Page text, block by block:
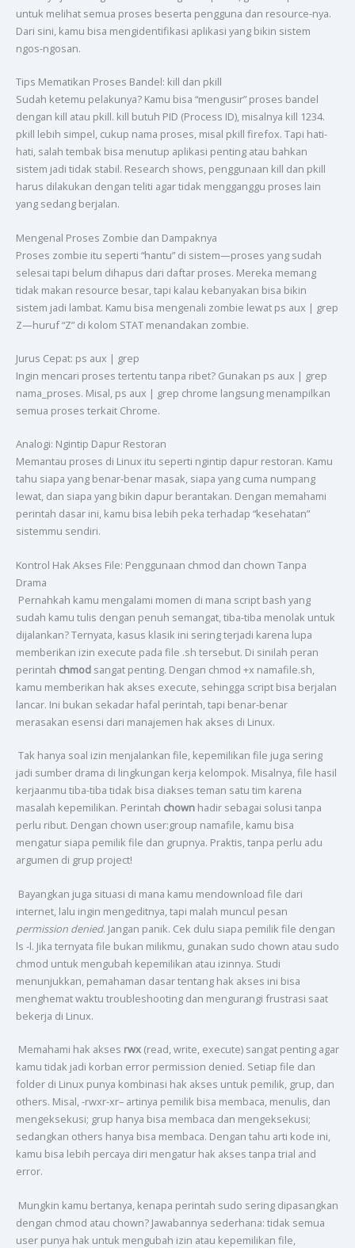
untuk melihat semua proses beserta pengguna dan resource-nya.
Dari sini, kamu bisa mengidentifikasi aplikasi yang bikin sistem
ngos-ngosan.
Tips Mematikan Proses Bandel: kill dan pkill
Sudah ketemu pelakunya? Kamu bisa “mengusir” proses bandel
dengan kill atau pkill. kill butuh PID (Process ID), misalnya kill 1234.
pkill lebih simpel, cukup nama proses, misal pkill firefox. Tapi hati-
hati, salah tembak bisa menutup aplikasi penting atau bahkan
sistem jadi tidak stabil. Research shows, penggunaan kill dan pkill
harus dilakukan dengan teliti agar tidak mengganggu proses lain
yang sedang berjalan.
Mengenal Proses Zombie dan Dampaknya
Proses zombie itu seperti “hantu” di sistem—proses yang sudah
selesai tapi belum dihapus dari daftar proses. Mereka memang
tidak makan resource besar, tapi kalau kebanyakan bisa bikin
sistem jadi lambat. Kamu bisa mengenali zombie lewat ps aux | grep
Z—huruf “Z” di kolom STAT menandakan zombie.
Jurus Cepat: ps aux | grep
Ingin mencari proses tertentu tanpa ribet? Gunakan ps aux | grep
nama_proses. Misal, ps aux | grep chrome langsung menampilkan
semua proses terkait Chrome.
Analogi: Ngintip Dapur Restoran
Memantau proses di Linux itu seperti ngintip dapur restoran. Kamu
tahu siapa yang benar-benar masak, siapa yang cuma numpang
lewat, dan siapa yang bikin dapur berantakan. Dengan memahami
perintah dasar ini, kamu bisa lebih peka terhadap “kesehatan”
sistemmu sendiri.
Kontrol Hak Akses File: Penggunaan chmod dan chown Tanpa
Drama
Pernahkah kamu mengalami momen di mana script bash yang
sudah kamu tulis dengan penuh semangat, tiba-tiba menolak untuk
dijalankan? Ternyata, kasus klasik ini sering terjadi karena lupa
memberikan izin execute pada file .sh tersebut. Di sinilah peran
perintah chmodsangat penting. Dengan chmod +x namafile.sh,
kamu memberikan hak akses execute, sehingga script bisa berjalan
lancar. Ini bukan sekadar hafal perintah, tapi benar-benar
merasakan esensi dari manajemen hak akses di Linux.
Tak hanya soal izin menjalankan file, kepemilikan file juga sering
jadi sumber drama di lingkungan kerja kelompok. Misalnya, file hasil
kerjaanmu tiba-tiba tidak bisa diakses teman satu tim karena
masalah kepemilikan. Perintah chownhadir sebagai solusi tanpa
perlu ribut. Dengan chown user:group namafile, kamu bisa
mengatur siapa pemilik file dan grupnya. Praktis, tanpa perlu adu
argumen di grup project!
Bayangkan juga situasi di mana kamu mendownload file dari
internet, lalu ingin mengeditnya, tapi malah muncul pesan
permission denied. Jangan panik. Cek dulu siapa pemilik file dengan
ls -l. Jika ternyata file bukan milikmu, gunakan sudo chown atau sudo
chmod untuk mengubah kepemilikan atau izinnya. Studi
menunjukkan, pemahaman dasar tentang hak akses ini bisa
menghemat waktu troubleshooting dan mengurangi frustrasi saat
bekerja di Linux.
Memahami hak akses rwx(read, write, execute) sangat penting agar
kamu tidak jadi korban error permission denied. Setiap file dan
folder di Linux punya kombinasi hak akses untuk pemilik, grup, dan
others. Misal, -rwxr-xr– artinya pemilik bisa membaca, menulis, dan
mengeksekusi; grup hanya bisa membaca dan mengeksekusi;
sedangkan others hanya bisa membaca. Dengan tahu arti kode ini,
kamu bisa lebih percaya diri mengatur hak akses tanpa trial and
error.
Mungkin kamu bertanya, kenapa perintah sudo sering dipasangkan
dengan chmod atau chown? Jawabannya sederhana: tidak semua
user punya hak untuk mengubah izin atau kepemilikan file,